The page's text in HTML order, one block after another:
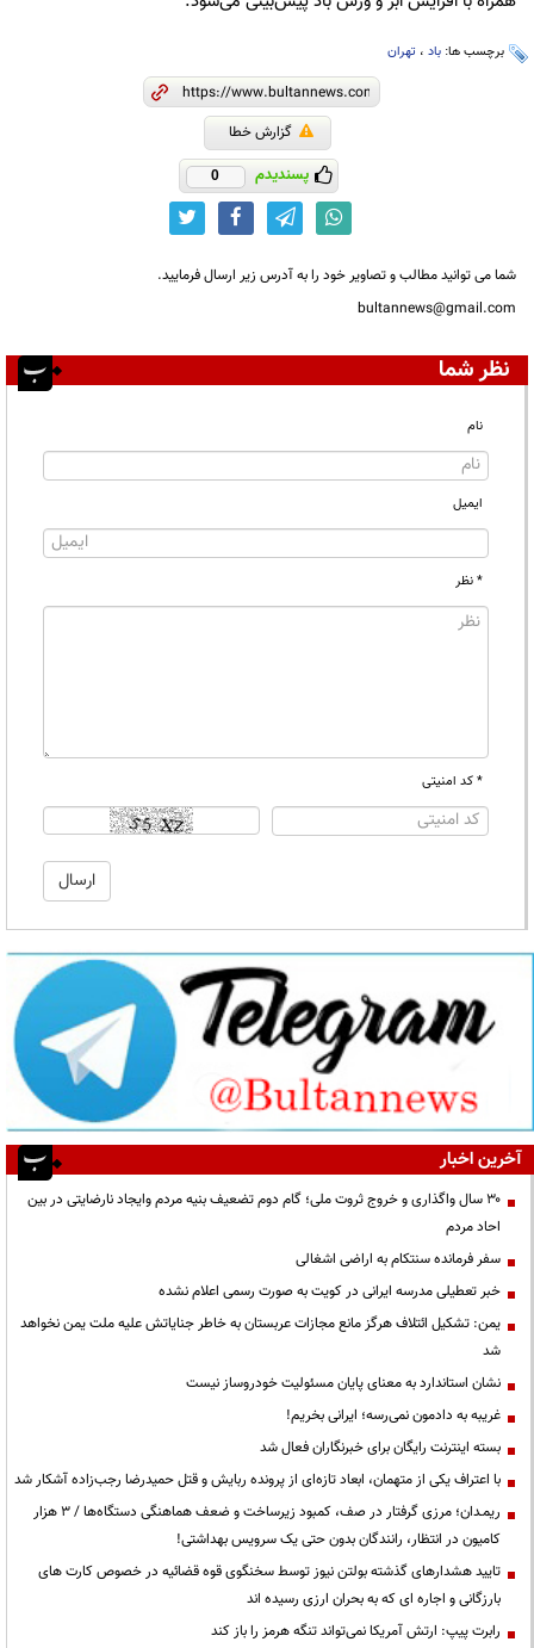
برچسب ها: باد ، تهران
گزارش خطا
پسندیدم 0
شما می توانید مطالب و تصاویر خود را به آدرس زیر ارسال فرمایید.
bultannews@gmail.com
نظر شما
نام
ایمیل
* نظر
* کد امنیتی
آخرین اخبار
۳۰ سال واگذاری و خروج ثروت ملی؛ گام دوم تضعیف بنیه مردم وایجاد نارضایتی در بین
احاد مردم
سفر فرمانده سنتکام به اراضی اشغالی
خبر تعطیلی مدرسه ایرانی در کویت به صورت رسمی اعلام نشده
یمن: تشکیل ائتلاف هرگز مانع مجازات عربستان به خاطر جنایاتش علیه ملت یمن نخواهد
شد
نشان استاندارد به معنای پایان مسئولیت خودروساز نیست
غریبه به دادمون نمی‌رسه؛ ایرانی بخریم!
بسته اینترنت رایگان برای خبرنگاران فعال شد
با اعتراف یکی از متهمان، ابعاد تازه‌ای از پرونده ربایش و قتل حمیدرضا رجب‌زاده آشکار شد
ریمـدان؛ مرزی گرفتار در صف، کمبود زیرساخت و ضعف هماهنگی دستگاه‌ها / ۳ هزار
کامیون در انتظار، رانندگان بدون حتی یک سرویس بهداشتی!
تایید هشدارهای گذشته بولتن نیوز توسط سخنگوی قوه قضائیه در خصوص کارت های
بارزگانی و اجاره ای که به بحران ارزی رسیده اند
رابرت پیپ: ارتش آمریکا نمی‌تواند تنگه هرمز را باز کند